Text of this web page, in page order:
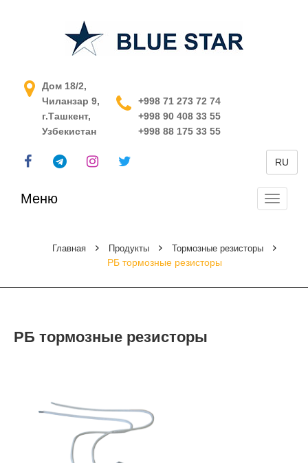
АСУ ТП в Узбекистане
Дом 18/2,
Чиланзар 9,
г.Ташкент,
Узбекистан
+998 71 273 72 74
+998 90 408 33 55
+998 88 175 33 55
RU
Меню
Главная Продукты Тормозные резисторы
РБ тормозные резисторы
РБ тормозные резисторы